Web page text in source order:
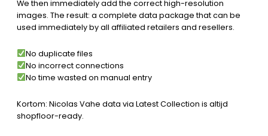
We then immediately add the correct high-resolution
images. The result: a complete data package that can be
used immediately by all affiliated retailers and resellers.
No duplicate files
No incorrect connections
No time wasted on manual entry
Kortom: Nicolas Vahe data via Latest Collection is altijd
shopfloor-ready.